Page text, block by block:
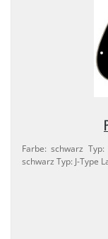
Farbe: schwarz
schwarz Typ: J-​Type